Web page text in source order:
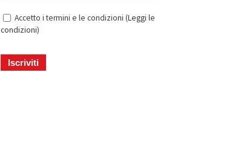
Accetto i termini e le condizioni (Leggi le
condizioni)